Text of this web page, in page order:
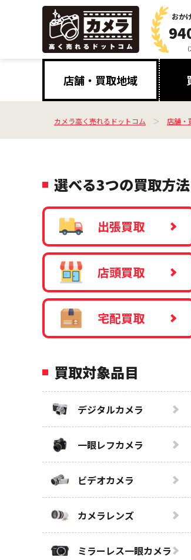
おか
店舗・買取地域
カメラ高く売れるドットコム 店舗・
選べる3つの買取方法
出張買取
店頭買取
宅配買取
買取対象品目
デジタルカメラ
一眼レフカメラ
ビデオカメラ
カメラレンズ
ミラーレス一眼カメラ